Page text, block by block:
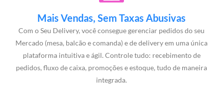
Mais Vendas, Sem Taxas Abusivas
Com o Seu Delivery, você consegue gerenciar pedidos do seu
Mercado (mesa, balcão e comanda) e de delivery em uma única
plataforma intuitiva e ágil. Controle tudo: recebimento de
pedidos, fluxo de caixa, promoções e estoque, tudo de maneira
integrada.